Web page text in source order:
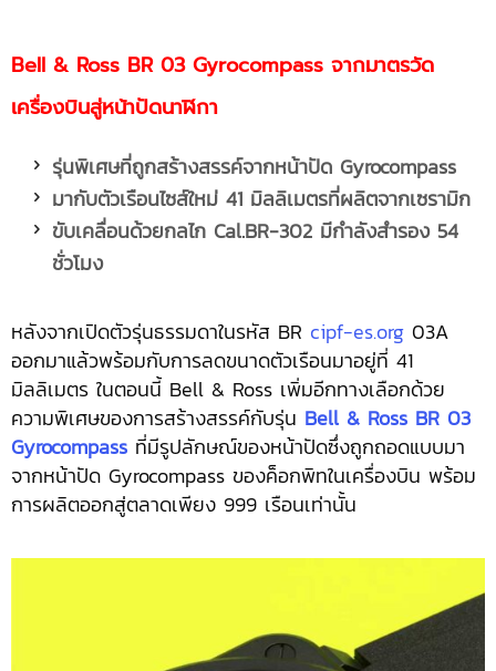
Bell & Ross BR 03 Gyrocompass จากมาตรวัด
เครื่องบินสู่หน้าปัดนาฬิกา
รุ่นพิเศษที่ถูกสร้างสรรค์จากหน้าปัด Gyrocompass
มากับตัวเรือนไซส์ใหม่ 41 มิลลิเมตรที่ผลิตจากเซรามิก
ขับเคลื่อนด้วยกลไก Cal.BR-302 มีกำลังสำรอง 54
ชั่วโมง
หลังจากเปิดตัวรุ่นธรรมดาในรหัส BR cipf-es.org 03A
ออกมาแล้วพร้อมกับการลดขนาดตัวเรือนมาอยู่ที่ 41
มิลลิเมตร ในตอนนี้ Bell & Ross เพิ่มอีกทางเลือกด้วย
ความพิเศษของการสร้างสรรค์กับรุ่น Bell & Ross BR 03
Gyrocompass ที่มีรูปลักษณ์ของหน้าปัดซึ่งถูกถอดแบบมา
จากหน้าปัด Gyrocompass ของค็อกพิทในเครื่องบิน พร้อม
การผลิตออกสู่ตลาดเพียง 999 เรือนเท่านั้น